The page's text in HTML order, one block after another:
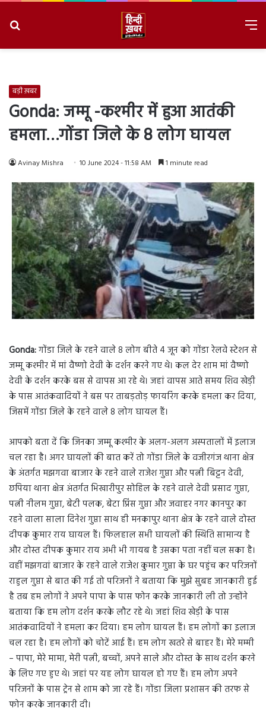
बड़ी ख़बर
Gonda: जम्मू -कश्मीर में हुआ आतंकी
हमला…गोंडा जिले के 8 लोग घायल
Avinay Mishra 10 June 2024 - 11:58 AM 1 minute read
Gonda:गोंडा जिले के रहने वाले 8 लोग बीते 4 जून को गोंडा रेलवे स्टेशन से
जम्मू कश्मीर में मां वैष्णो देवी के दर्शन करने गए थे। कल देर शाम मां वैष्णो
देवी के दर्शन करके बस से वापस आ रहे थे। जहां वापस आते समय शिव खेड़ी
के पास आतंकवादियों ने बस पर ताबड़तोड़ फायरिंग करके हमला कर दिया,
जिसमें गोंडा जिले के रहने वाले 8 लोग घायल हैं।
आपको बता दें कि जिनका जम्मू कश्मीर के अलग-अलग अस्पतालों में इलाज
चल रहा है। अगर घायलों की बात करें तो गोंडा जिले के वजीरगंज थाना क्षेत्र
के अंतर्गत मझगवा बाजार के रहने वाले राजेश गुप्ता और पत्नी बिट्टन देवी,
छपिया थाना क्षेत्र अंतर्गत भिखारीपुर सोहिल के रहने वाले देवी प्रसाद गुप्ता,
पत्नी नीलम गुप्ता, बेटी पलक, बेटा प्रिंस गुप्ता और जवाहर नगर कानपुर का
रहने वाला साला दिनेश गुप्ता साथ ही मनकापुर थाना क्षेत्र के रहने वाले दोस्त
दीपक कुमार राय घायल हैं। फिलहाल सभी घायलों की स्थिति सामान्य है
और दोस्त दीपक कुमार राय अभी भी गायब है उसका पता नहीं चल सका है।
वहीं मझगवां बाजार के रहने वाले राजेश कुमार गुप्ता के घर पहुंच कर परिजनों
राहुल गुप्ता से बात की गई तो परिजनों ने बताया कि मुझे सुबह जानकारी हुई
है तब हम लोगों ने अपने पापा के पास फोन करके जानकारी ली तो उन्होंने
बताया कि हम लोग दर्शन करके लौट रहे थे। जहां शिव खेड़ी के पास
आतंकवादियों ने हमला कर दिया। हम लोग घायल हैं। हम लोगों का इलाज
चल रहा है। हम लोगों को चोटें आई हैं। हम लोग खतरे से बाहर हैं। मेरे मम्मी
– पापा, मेरे मामा, मेरी पत्नी, बच्चों, अपने साले और दोस्त के साथ दर्शन करने
के लिए गए हुए थे। जहां पर यह लोग घायल हो गए हैं। हम लोग अपने
परिजनों के पास ट्रेन से शाम को जा रहे हैं। गोंडा जिला प्रशासन की तरफ से
फोन करके जानकारी दी।